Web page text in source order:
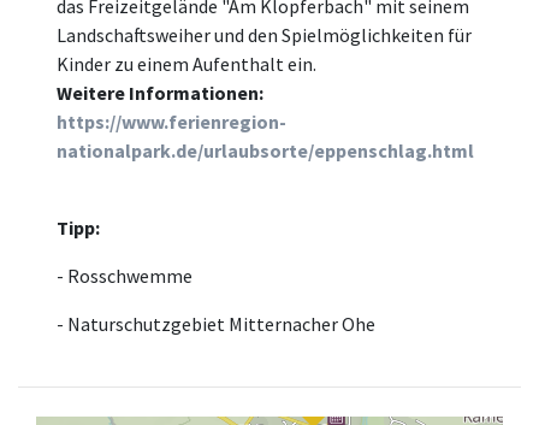
das Freizeitgelände "Am Klopferbach" mit seinem
Landschaftsweiher und den Spielmöglichkeiten für
Kinder zu einem Aufenthalt ein.
Weitere Informationen:
https://www.ferienregion-
nationalpark.de/urlaubsorte/eppenschlag.html
Tipp:
- Rosschwemme
- Naturschutzgebiet Mitternacher Ohe